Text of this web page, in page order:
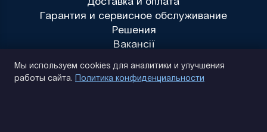
Гарантия и сервисное обслуживание
Решения
Вакансії
Мы используем cookies для аналитики и улучшения
работы сайта. Политика конфиденциальности